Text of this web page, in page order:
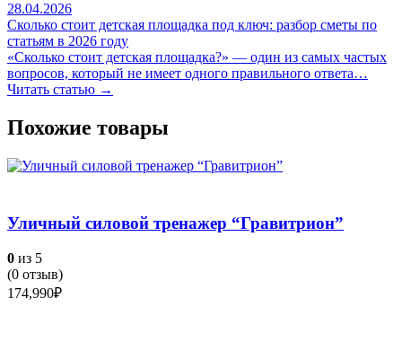
28.04.2026
Сколько стоит детская площадка под ключ: разбор сметы по
статьям в 2026 году
«Сколько стоит детская площадка?» — один из самых частых
вопросов, который не имеет одного правильного ответа…
Читать статью →
Похожие товары
Уличный силовой тренажер “Гравитрион”
0 из 5
(0 отзыв)
174,990₽